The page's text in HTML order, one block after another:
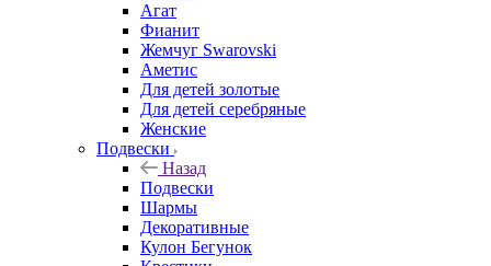
Агат
Фианит
Жемчуг Swarovski
Аметис
Для детей золотые
Для детей серебряные
Женские
Подвески
Назад
Подвески
Шармы
Декоративные
Кулон Бегунок